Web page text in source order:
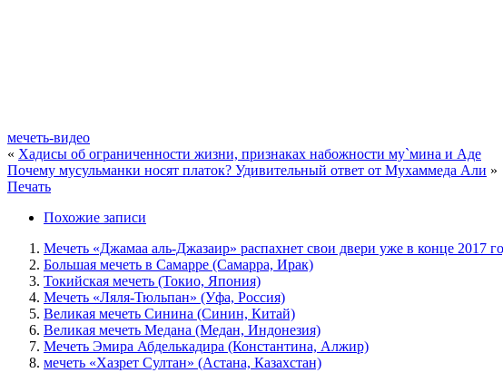
мечеть-видео
« Хадисы об ограниченности жизни, признаках набожности му`мина и Аде
Почему мусульманки носят платок? Удивительный ответ от Мухаммеда Али »
Печать
Похожие записи
Мечеть «Джамаа аль-Джазаир» распахнет свои двери уже в конце 2017
Большая мечеть в Самарре (Самарра, Ирак)
Токийская мечеть (Токио, Япония)
Мечеть «Ляля-Тюльпан» (Уфа, Россия)
Великая мечеть Синина (Синин, Китай)
Великая мечеть Медана (Медан, Индонезия)
Мечеть Эмира Абделькадира (Константина, Алжир)
мечеть «Хазрет Султан» (Астана, Казахстан)